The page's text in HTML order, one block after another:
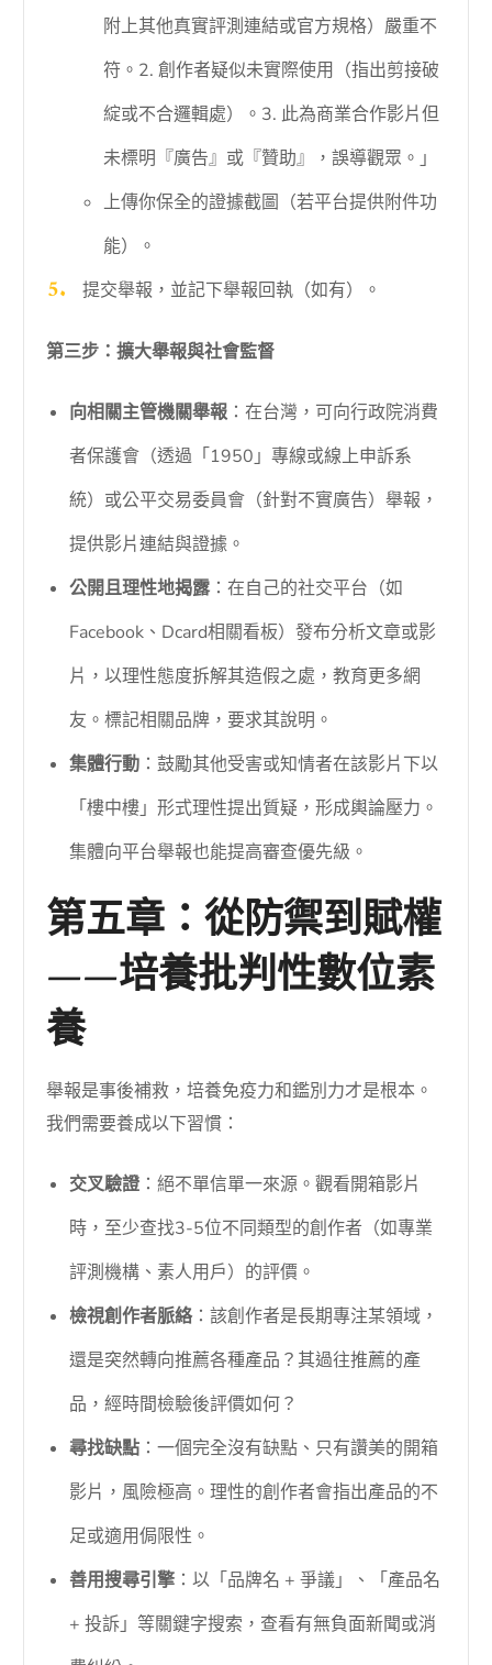
附上其他真實評測連結或官方規格）嚴重不
符。2. 創作者疑似未實際使用（指出剪接破
綻或不合邏輯處）。3. 此為商業合作影片但
未標明『廣告』或『贊助』，誤導觀眾。」
上傳你保全的證據截圖（若平台提供附件功
能）。
提交舉報，並記下舉報回執（如有）。
第三步：擴大舉報與社會監督
向相關主管機關舉報 ：在台灣，可向行政院消費
者保護會（透過「1950」專線或線上申訴系
統）或公平交易委員會（針對不實廣告）舉報，
提供影片連結與證據。
公開且理性地揭露 ：在自己的社交平台（如
Facebook、Dcard相關看板）發布分析文章或影
片，以理性態度拆解其造假之處，教育更多網
友。標記相關品牌，要求其說明。
集體行動 ：鼓勵其他受害或知情者在該影片下以
「樓中樓」形式理性提出質疑，形成輿論壓力。
集體向平台舉報也能提高審查優先級。
第五章：從防禦到賦權
——培養批判性數位素
養
舉報是事後補救，培養免疫力和鑑別力才是根本。
我們需要養成以下習慣：
交叉驗證 ：絕不單信單一來源。觀看開箱影片
時，至少查找3-5位不同類型的創作者（如專業
評測機構、素人用戶）的評價。
檢視創作者脈絡：該創作者是長期專注某領域，
還是突然轉向推薦各種產品？其過往推薦的產
品，經時間檢驗後評價如何？
尋找缺點 ：一個完全沒有缺點、只有讚美的開箱
影片，風險極高。理性的創作者會指出產品的不
足或適用侷限性。
善用搜尋引擎 ：以「品牌名 + 爭議」、「產品名
+ 投訴」等關鍵字搜索，查看有無負面新聞或消